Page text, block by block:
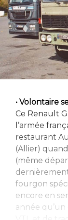
• Volontaire
Ce Renault
l’armée
restaurant
(Allier)
(même
fourgon
encore en
année